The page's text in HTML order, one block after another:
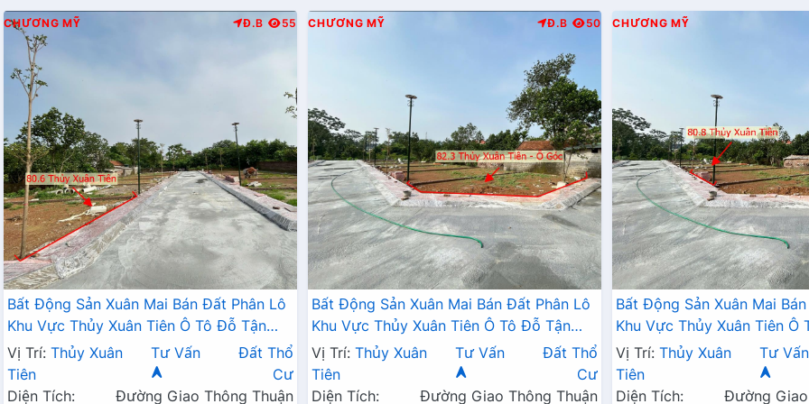
CHƯƠNG MỸ Đ.B 55
Bất Động Sản Xuân Mai Bán Đất Phân Lô
Khu Vực Thủy Xuân Tiên Ô Tô Đỗ Tận
Đất Sát Trục Chính Kinh Doanh Liên Xã
Gần QL21A
Vị Trí: Thủy Xuân
Tiên
Tư Vấn
Đất Thổ
Cư
Diện Tích:
Đường Giao Thông Thuận
CHƯƠNG MỸ Đ.B 50
Bất Động Sản Xuân Mai Bán Đất Phân Lô
Khu Vực Thủy Xuân Tiên Ô Tô Đỗ Tận
Đất Sát Trục Chính Kinh Doanh Liên Xã
Gần QL21A
Vị Trí: Thủy Xuân
Tiên
Tư Vấn
Đất Thổ
Cư
Diện Tích:
Đường Giao Thông Thuận
CHƯƠNG MỸ
Bất Động Sản Xuân Mai
Khu Vực Thủy Xuân Tiên Ô
Đất Sát Trục Chính Kinh
Gần QL21A
Vị Trí: Thủy Xuân
Tiên
Tư Vấn
Diện Tích:
Đường